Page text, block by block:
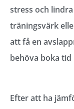
stress och
träningsvärk
att få en
behöva boka tid
Efter att ha